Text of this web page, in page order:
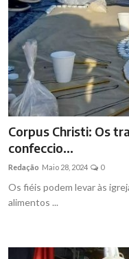
Corpus Christi: Os
confeccio...
Redação Maio 28, 2024 0
Os fiéis podem levar às
alimentos ...